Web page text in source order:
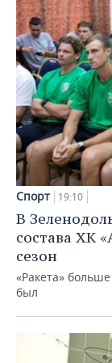
Спорт 19:10
В
состава ХК
сезон
«Ракета»
был